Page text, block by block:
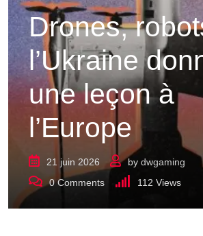
Drones,
l’Ukraine
une leçon à
l’Europe
21 juin 2026 by dwgaming
0Comments 112 Views